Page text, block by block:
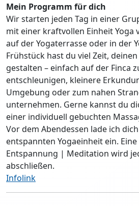
Mein Programm für dich
Wir starten jeden Tag in einer
mit einer kraftvollen Einheit Yoga
auf der Yogaterrasse oder in der
Frühstück hast du viel Zeit,
gestalten – einfach auf der Finca
entschleunigen, kleinere
Umgebung oder zum nahen
unternehmen. Gerne kannst du
einer individuell gebuchten
Vor dem Abendessen lade ich
entspannten Yogaeinheit ein.
Entspannung | Meditation wird
abschließen.
Infolink